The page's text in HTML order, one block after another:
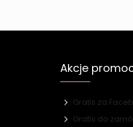
Akcje
Gratis za
Gratis do